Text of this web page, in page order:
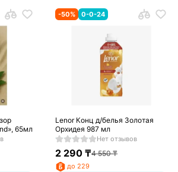
65мл
-50% 0-0-24
Lenor Конц д/белья Золотая
Орхидея 987 мл
Нет отзывов
2 290 ₸4 550₸
до 229